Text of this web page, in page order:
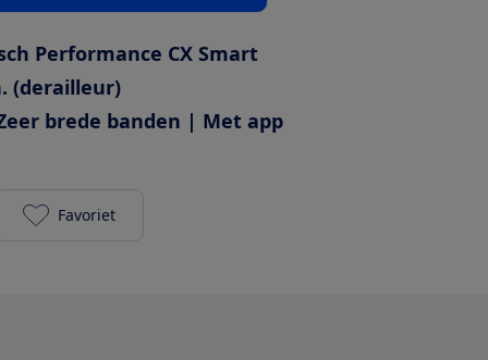
Performance CX Smart
(derailleur)
brede banden | Met app
Trek Allant+ 6 800Wh toevoegen aan je favorieten
Favoriet